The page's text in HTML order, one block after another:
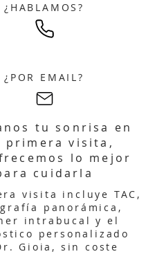
¿HABLAMOS?
¿POR EMAIL?
tu sonrisa en
primera visita,
lo mejor
cuidarla
visita incluye TAC,
panorámica,
intrabucal y el
personalizado
Gioia, sin coste